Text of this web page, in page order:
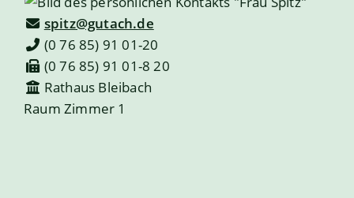
spitz@gutach.de
(0 76 85) 91 01-20
(0 76 85) 91 01-8 20
Rathaus Bleibach
Raum Zimmer 1